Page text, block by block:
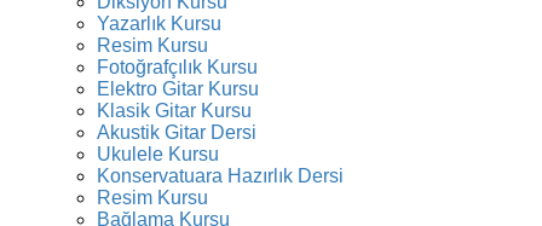
Yazarlık Kursu
Resim Kursu
Fotoğrafçılık Kursu
Elektro Gitar Kursu
Klasik Gitar Kursu
Akustik Gitar Dersi
Ukulele Kursu
Konservatuara Hazırlık Dersi
Resim Kursu
Bağlama Kursu